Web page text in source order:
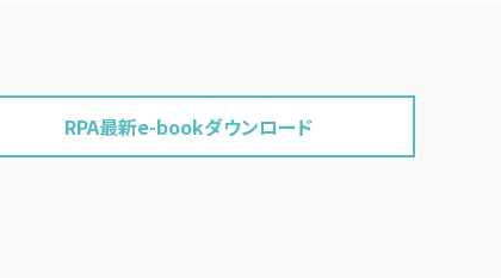
RPA最新e-bookダウンロード